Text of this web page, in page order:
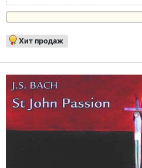
Хит продаж